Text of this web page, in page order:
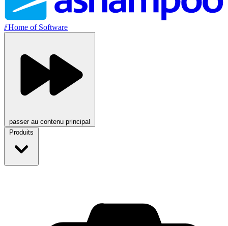
//Home of Software
passer au contenu principal
Produits